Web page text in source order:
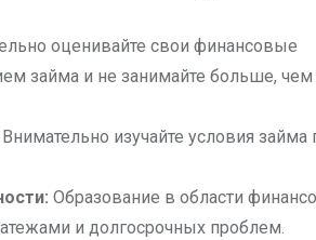
оценивайте свои финансовые
займа и не занимайте больше,
Внимательно изучайте условия займа
Образование в области
и долгосрочных проблем.